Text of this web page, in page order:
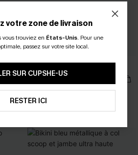
35,00 €
Ventre plat
votre zone de livraison
vous trouviez en États-Unis. Pour une
passez sur votre site local.
SUR CUPSHE-US
RESTER ICI